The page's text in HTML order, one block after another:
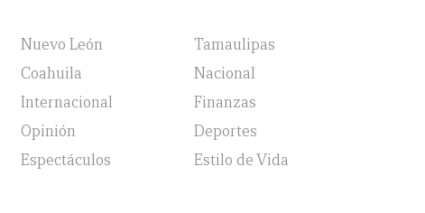
Nuevo León
Tamaulipas
Coahuila
Nacional
Internacional
Finanzas
Opinión
Deportes
Espectáculos
Estilo de Vida